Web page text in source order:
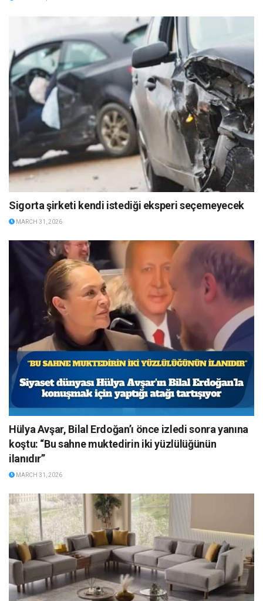
Sigorta şirketi kendi istediği eksperi seçemeyecek
MARCH 31, 2026
Hülya Avşar, Bilal Erdoğan’ı önce izledi sonra yanına
koştu: “Bu sahne muktedirin iki yüzlülüğünün
ilanıdır”
MARCH 31, 2026